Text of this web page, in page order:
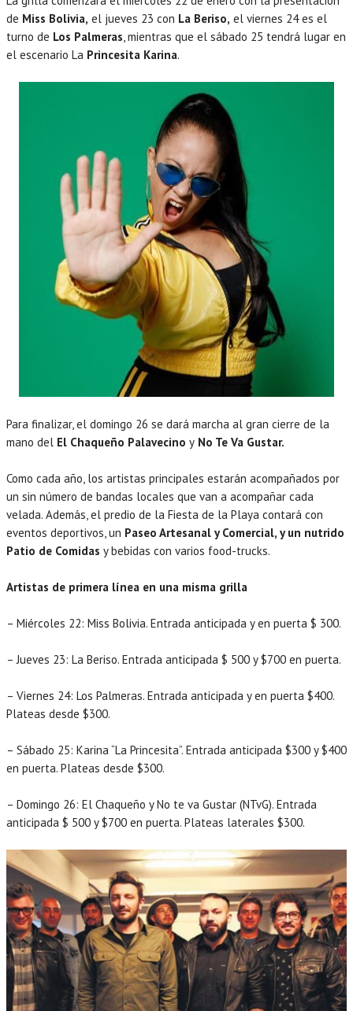
de Miss Bolivia, el jueves 23 con La Beriso, el viernes 24 es el
turno de Los Palmeras, mientras que el sábado 25 tendrá lugar en
el escenario La Princesita Karina.
Para finalizar, el domingo 26 se dará marcha al gran cierre de la
mano del El Chaqueño Palavecino y No Te Va Gustar.
Como cada año, los artistas principales estarán acompañados por
un sin número de bandas locales que van a acompañar cada
velada. Además, el predio de la Fiesta de la Playa contará con
eventos deportivos, un Paseo Artesanal y Comercial, y un nutrido
Patio de Comidas y bebidas con varios food-trucks.
Artistas de primera línea en una misma grilla
– Miércoles 22: Miss Bolivia. Entrada anticipada y en puerta $ 300.
– Jueves 23: La Beriso. Entrada anticipada $ 500 y $700 en puerta.
– Viernes 24: Los Palmeras. Entrada anticipada y en puerta $400.
Plateas desde $300.
– Sábado 25: Karina “La Princesita”. Entrada anticipada $300 y $400
en puerta. Plateas desde $300.
– Domingo 26: El Chaqueño y No te va Gustar (NTvG). Entrada
anticipada $ 500 y $700 en puerta. Plateas laterales $300.